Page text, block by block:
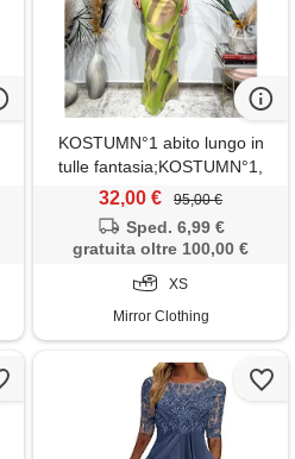
KOSTUMN°1 abito lungo in
tulle fantasia;KOSTUMN°1,
lime
32,00 € 95,00 €
Sped. 6,99 €
gratuita oltre 100,00 €
XS
Mirror Clothing